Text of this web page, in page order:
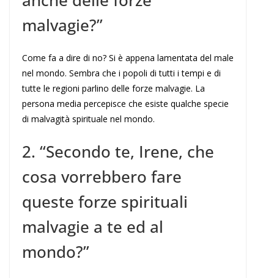
malvagie?”
Come fa a dire di no? Si è appena lamentata del male
nel mondo. Sembra che i popoli di tutti i tempi e di
tutte le regioni parlino delle forze malvagie. La
persona media percepisce che esiste qualche specie
di malvagità spirituale nel mondo.
2. “Secondo te, Irene, che
cosa vorrebbero fare
queste forze spirituali
malvagie a te ed al
mondo?”